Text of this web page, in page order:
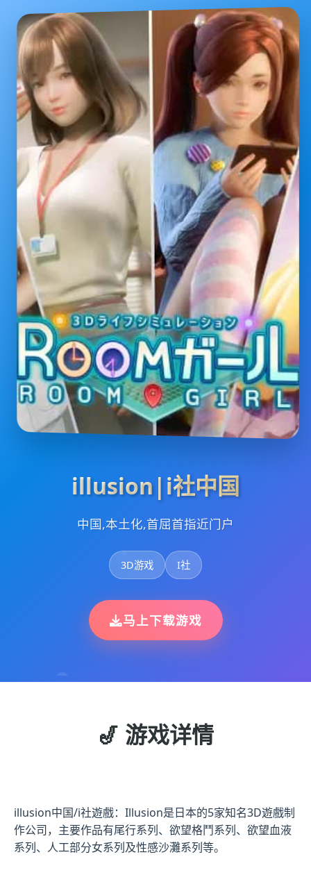
illusion|i社中国
中国,本土化,首屈首指近门户
3D游戏 I社
马上下载游戏
🎷 游戏详情
illusion中国/i社遊戲：Illusion是日本的5家知名3D遊戲制
作公司，主要作品有尾行系列、欲望格鬥系列、欲望血液
系列、人工部分女系列及性感沙灘系列等。